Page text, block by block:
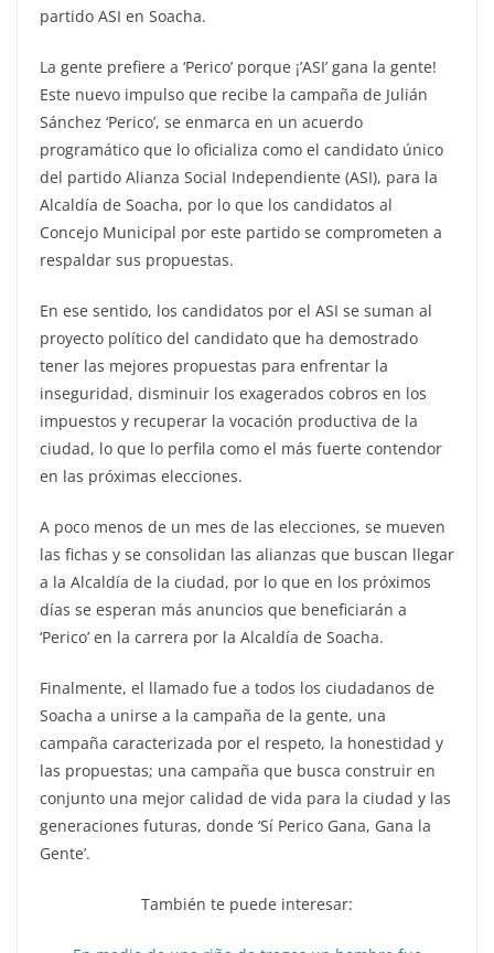
partido ASI en Soacha.
La gente prefiere a ‘Perico’ porque ¡’ASI’ gana la gente!
Este nuevo impulso que recibe la campaña de Julián
Sánchez ‘Perico’, se enmarca en un acuerdo
programático que lo oficializa como el candidato único
del partido Alianza Social Independiente (ASI), para la
Alcaldía de Soacha, por lo que los candidatos al
Concejo Municipal por este partido se comprometen a
respaldar sus propuestas.
En ese sentido, los candidatos por el ASI se suman al
proyecto político del candidato que ha demostrado
tener las mejores propuestas para enfrentar la
inseguridad, disminuir los exagerados cobros en los
impuestos y recuperar la vocación productiva de la
ciudad, lo que lo perfila como el más fuerte contendor
en las próximas elecciones.
A poco menos de un mes de las elecciones, se mueven
las fichas y se consolidan las alianzas que buscan llegar
a la Alcaldía de la ciudad, por lo que en los próximos
días se esperan más anuncios que beneficiarán a
‘Perico’ en la carrera por la Alcaldía de Soacha.
Finalmente, el llamado fue a todos los ciudadanos de
Soacha a unirse a la campaña de la gente, una
campaña caracterizada por el respeto, la honestidad y
las propuestas; una campaña que busca construir en
conjunto una mejor calidad de vida para la ciudad y las
generaciones futuras, donde ‘Sí Perico Gana, Gana la
Gente’.
También te puede interesar: